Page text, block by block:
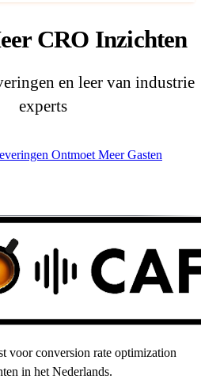
CRO Inzichten
en leer van industrie
experts
Ontmoet Meer Gasten
voor conversion rate optimization
in het Nederlands.